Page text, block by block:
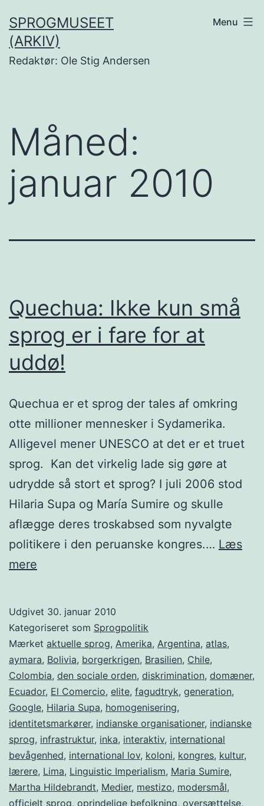
til
indhold
SPROGMUSEET
(ARKIV)
Redaktør: Ole Stig Andersen
Menu
Måned:
januar 2010
Quechua: Ikke kun små
sprog er i fare for at
uddø!
Quechua er et sprog der tales af omkring
otte millioner mennesker i Sydamerika.
Alligevel mener UNESCO at det er et truet
sprog. Kan det virkelig lade sig gøre at
udrydde så stort et sprog? I juli 2006 stod
Hilaria Supa og María Sumire og skulle
aflægge deres troskabsed som nyvalgte
politikere i den peruanske kongres.… Læs
mere
små
sprog
er
i
fare
for
at
uddø!
Udgivet 30. januar 2010
Kategoriseret som Sprogpolitik
Mærket aktuelle sprog, Amerika, Argentina, atlas,
aymara, Bolivia, borgerkrigen, Brasilien, Chile,
Colombia, den sociale orden, diskrimination, domæner,
Ecuador, El Comercio, elite, fagudtryk, generation,
Google, Hilaria Supa, homogenisering,
identitetsmarkører, indianske organisationer, indianske
sprog, infrastruktur, inka, interaktiv, international
bevågenhed, international lov, koloni, kongres, kultur,
lærere, Lima, Linguistic Imperialism, Maria Sumire,
Martha Hildebrandt, Medier, mestizo, modersmål,
officielt sprog, oprindelige befolkning, oversættelse,